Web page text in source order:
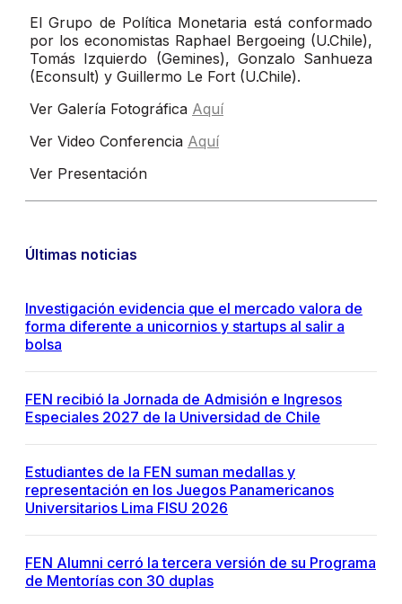
El Grupo de Política Monetaria está conformado
por los economistas Raphael Bergoeing (U.Chile),
Tomás Izquierdo (Gemines), Gonzalo Sanhueza
(Econsult) y Guillermo Le Fort (U.Chile).
Ver Galería Fotográfica Aquí
Ver Video Conferencia Aquí
Ver Presentación
Últimas noticias
Investigación evidencia que el mercado valora de
forma diferente a unicornios y startups al salir a
bolsa
FEN recibió la Jornada de Admisión e Ingresos
Especiales 2027 de la Universidad de Chile
Estudiantes de la FEN suman medallas y
representación en los Juegos Panamericanos
Universitarios Lima FISU 2026
FEN Alumni cerró la tercera versión de su Programa
de Mentorías con 30 duplas